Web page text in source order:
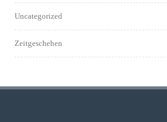
Uncategorized
Zeitgeschehen